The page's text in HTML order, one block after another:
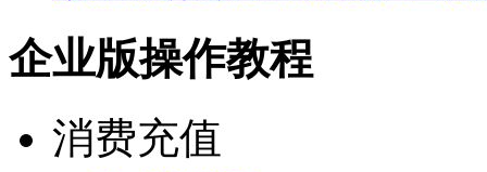
企业版操作教程
消费充值